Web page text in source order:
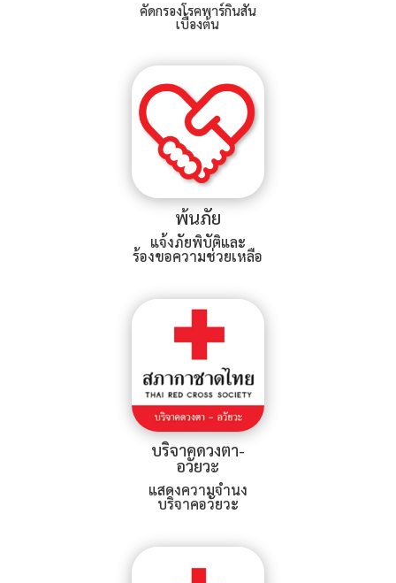
คัดกรองโรคพาร์กินสัน
เบื้องต้น
พ้นภัย
แจ้งภัยพิบัติและ
ร้องขอความช่วยเหลือ
บริจาคดวงตา-
อวัยวะ
แสดงความจำนง
บริจาคอวัยวะ